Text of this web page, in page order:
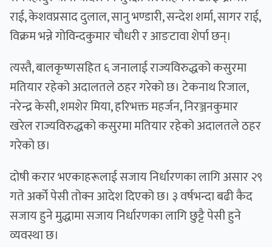
राई, केशवप्रसाद दुलाल, सानु भण्डारी, सन्देश शर्मा, सागर राई,
विक्रम भन्ने गोविन्दकुमार चौधरी र आङटावा शेर्पा छन्।
त्यस्तै, बालकृष्णसहित ६ जनालाई राज्यविरुद्धको कसुरमा
मतियार रहेको अदालतले ठहर गरेको छ। टेकनाथ रिजाल,
नरेन्द्र केसी, शमशेर मिया, हरिभक्त महर्जन, निरञ्जनकुमार
खरेल राज्यविरुद्धको कसुरमा मतियार रहेको अदालतले ठहर
गरेको छ।
दोषी करार भएकाहरूलाई सजाय निर्धारणका लागि असार २९
गते अर्को पेसी तोक्न आदेश दिएको छ। ३ वर्षभन्दा बढी कैद
सजाय हुने मुद्धामा सजाय निर्धारणका लागि छुट्टै पेसी हुने
व्यवस्था छ।